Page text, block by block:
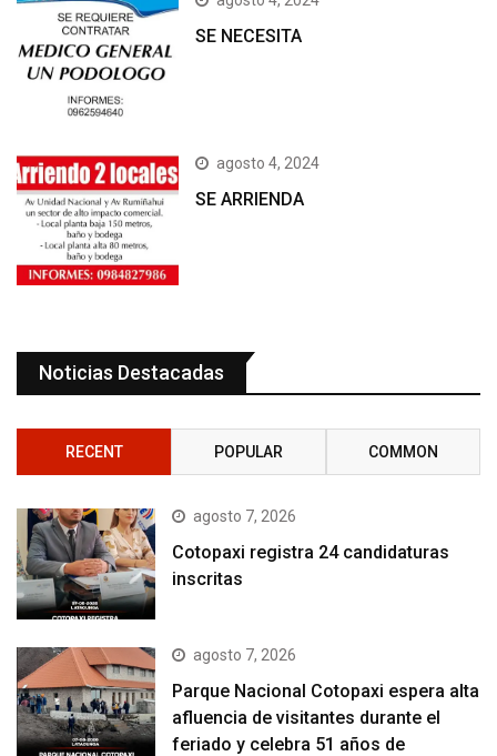
SE NECESITA
agosto 4, 2024
SE ARRIENDA
Noticias Destacadas
RECENT POPULAR COMMON
agosto 7, 2026
Cotopaxi registra 24 candidaturas
inscritas
agosto 7, 2026
Parque Nacional Cotopaxi espera alta
afluencia de visitantes durante el
feriado y celebra 51 años de